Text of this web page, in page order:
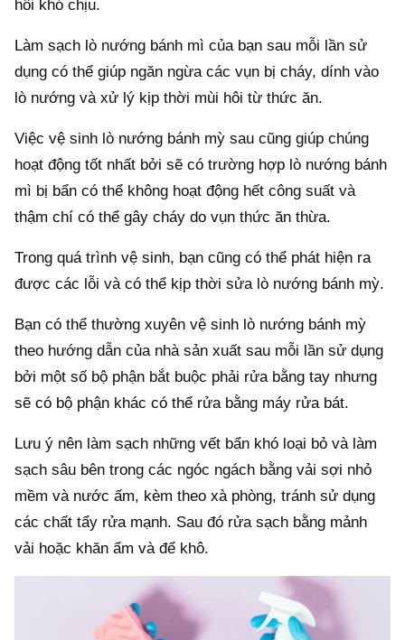
hôi khó chịu.
Làm sạch lò nướng bánh mì của bạn sau mỗi lần sử
dụng có thể giúp ngăn ngừa các vụn bị cháy, dính vào
lò nướng và xử lý kịp thời mùi hôi từ thức ăn.
Việc vệ sinh lò nướng bánh mỳ sau cũng giúp chúng
hoạt động tốt nhất bởi sẽ có trường hợp lò nướng bánh
mì bị bẩn có thể không hoạt động hết công suất và
thậm chí có thể gây cháy do vụn thức ăn thừa.
Trong quá trình vệ sinh, bạn cũng có thể phát hiện ra
được các lỗi và có thể kịp thời sửa lò nướng bánh mỳ.
Bạn có thể thường xuyên vệ sinh lò nướng bánh mỳ
theo hướng dẫn của nhà sản xuất sau mỗi lần sử dụng
bởi một số bộ phận bắt buộc phải rửa bằng tay nhưng
sẽ có bộ phận khác có thể rửa bằng máy rửa bát.
Lưu ý nên làm sạch những vết bẩn khó loại bỏ và làm
sạch sâu bên trong các ngóc ngách bằng vải sợi nhỏ
mềm và nước ấm, kèm theo xà phòng, tránh sử dụng
các chất tẩy rửa mạnh. Sau đó rửa sạch bằng mảnh
vải hoặc khăn ẩm và để khô.